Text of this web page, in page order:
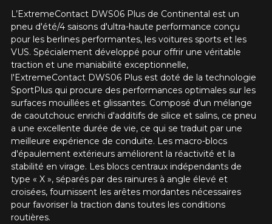
L’ExtremeContact DWS06 Plus de Continental est un
pneu d'été/4 saisons d'ultra-haute performance conçu
pour les berlines performantes, les voitures sports et les
VUS. Spécialement développé pour offrir une véritable
traction et une maniabilité exceptionnelle,
l'ExtremeContact DWS06 Plus est doté de la technologie
SportPlus qui procure des performances optimales sur les
surfaces mouillées et glissantes. Composé d'un mélange
de caoutchouc enrichi d'additifs de silice et salins, ce pneu
a une excellente durée de vie, ce qui se traduit par une
meilleure expérience de conduite. Les macro-blocs
d'épaulement extérieurs améliorent la réactivité et la
stabilité en virage. Les blocs centraux indépendants de
type « X », séparés par des rainures à angle élevé et
croisées, fournissent les arêtes mordantes nécessaires
pour favoriser la traction dans toutes les conditions
routières.